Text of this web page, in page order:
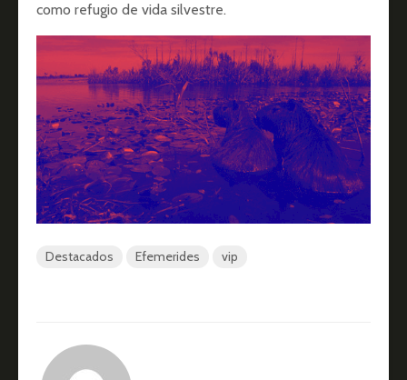
como refugio de vida silvestre.
Destacados Efemerides vip